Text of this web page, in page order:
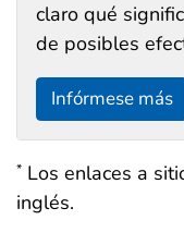
claro qué
de posibles
Infórmese más
* Los enlaces a
inglés.